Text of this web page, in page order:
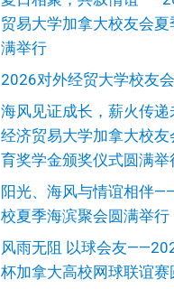
贸易大学加拿大校友会夏
满举行
2026对外经贸大学校友
海风见证成长，薪火传
经济贸易大学加拿大校
育奖学金颁奖仪式圆满举
阳光、海风与情谊相伴
校夏季海滨聚会圆满举行
风雨无阻 以球会友
杯加拿大高校网球联谊赛